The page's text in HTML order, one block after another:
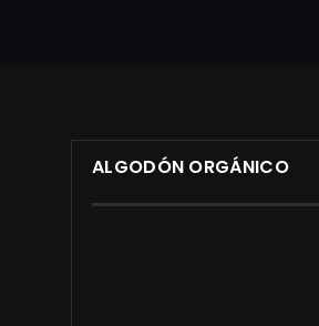
ALGODÓN ORGÁNICO